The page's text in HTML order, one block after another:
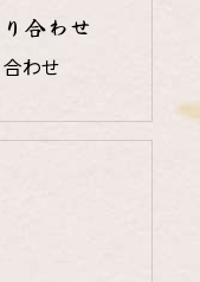
合わせ
わせ